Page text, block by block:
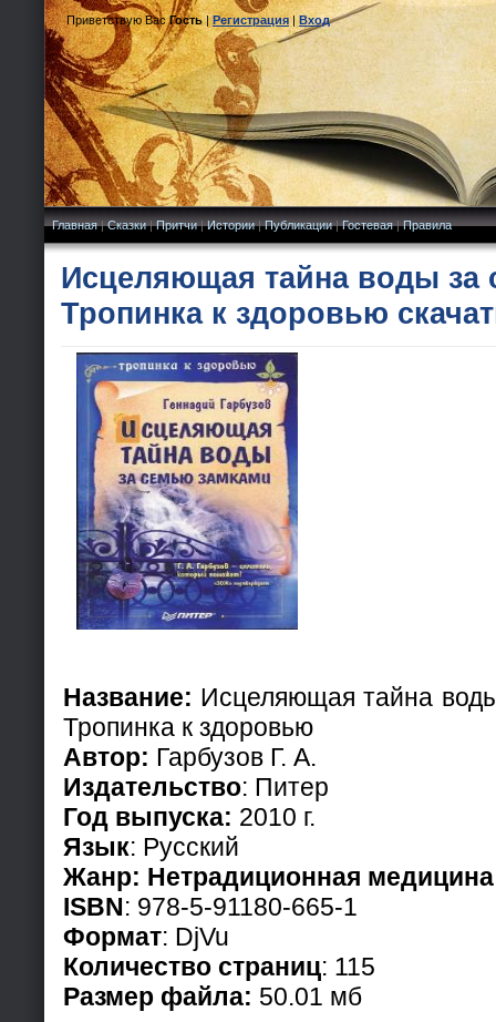
Приветствую Вас Гость|Регистрация|Вход
Главная|Сказки|Притчи|Истории|Публикации|Гостевая|Правила
Исцеляющая тайна воды за
Тропинка к здоровью
Название: Исцеляющая тайна
Тропинка к здоровью
Автор: Гарбузов Г. А.
Издательство: Питер
Год выпуска: 2010 г.
Язык: Русский
Жанр: Нетрадиционная медицина
ISBN: 978-5-91180-665-1
Формат: DjVu
Количество страниц: 115
Размер файла: 50.01 мб